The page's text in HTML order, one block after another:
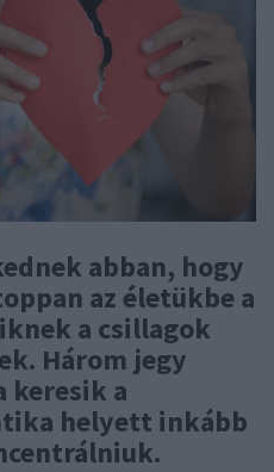
abban, hogy
az életükbe a
a csillagok
Három jegy
keresik a
helyett inkább